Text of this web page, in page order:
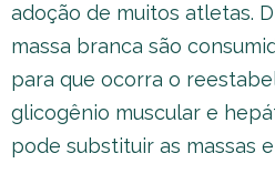
adoção de muitos atletas.
massa branca são
para que ocorra o
glicogênio muscular e
pode substituir as massas